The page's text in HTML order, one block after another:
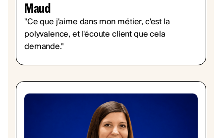
Maud
"Ce que j'aime dans mon métier, c'est la
polyvalence, et l'écoute client que cela
demande."